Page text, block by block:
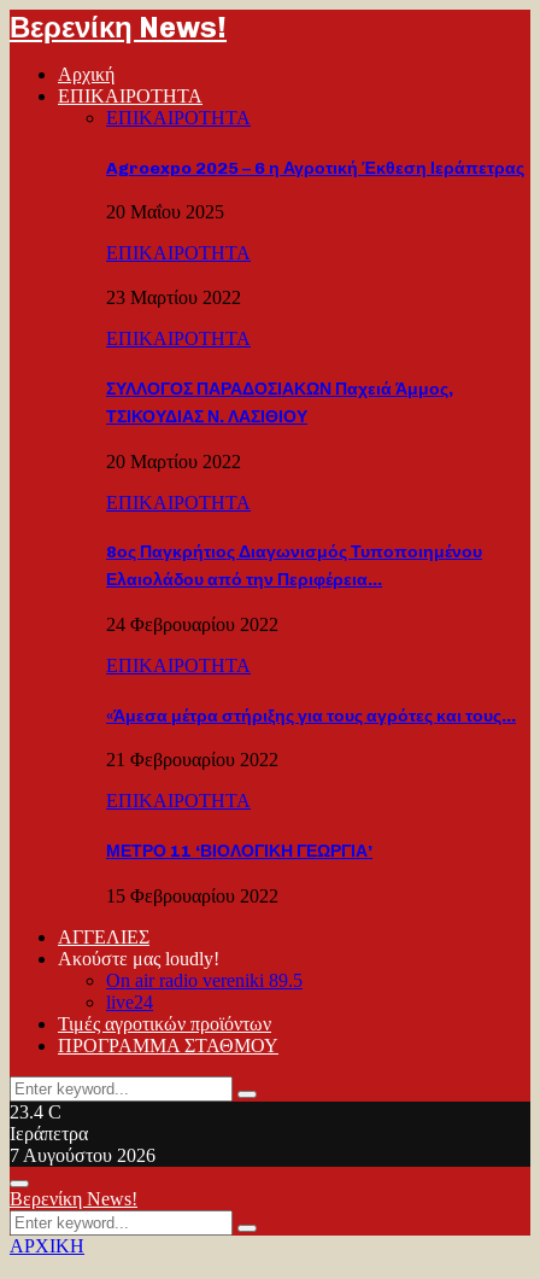
Βερενίκη News!
Αρχική
ΕΠΙΚΑΙΡΟΤΗΤΑ
ΕΠΙΚΑΙΡΟΤΗΤΑ
Agroexpo 2025 – 6 η Αγροτική Έκθεση Ιεράπετρας
20 Μαΐου 2025
ΕΠΙΚΑΙΡΟΤΗΤΑ
23 Μαρτίου 2022
ΕΠΙΚΑΙΡΟΤΗΤΑ
ΣΥΛΛΟΓΟΣ ΠΑΡΑΔΟΣΙΑΚΩΝ Παχειά Άμμος,
ΤΣΙΚΟΥΔΙΑΣ Ν. ΛΑΣΙΘΙΟΥ
20 Μαρτίου 2022
ΕΠΙΚΑΙΡΟΤΗΤΑ
8ος Παγκρήτιος Διαγωνισμός Τυποποιημένου
Ελαιολάδου από την Περιφέρεια…
24 Φεβρουαρίου 2022
ΕΠΙΚΑΙΡΟΤΗΤΑ
«Άμεσα μέτρα στήριξης για τους αγρότες και τους…
21 Φεβρουαρίου 2022
ΕΠΙΚΑΙΡΟΤΗΤΑ
ΜΕΤΡΟ 11 ‘ΒΙΟΛΟΓΙΚΗ ΓΕΩΡΓΙΑ’
15 Φεβρουαρίου 2022
ΑΓΓΕΛΙΕΣ
Ακούστε μας loudly!
On air radio vereniki 89.5
live24
Τιμές αγροτικών προϊόντων
ΠΡΟΓΡΑΜΜΑ ΣΤΑΘΜΟΥ
Search
for:
Search
23.4 C
Ιεράπετρα
7 Αυγούστου 2026
Facebook
Twitter
Youtube
Primary
Menu
Βερενίκη News!
Search
for:
Search
ΑΡΧΙΚΗ